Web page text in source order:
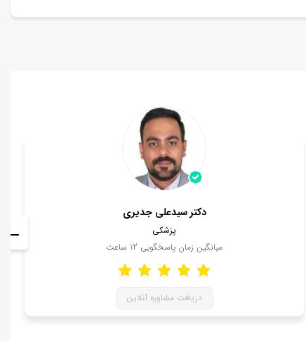
دکتر سیدعلی جدیری
پزشکی
میانگین زمان پاسخگویی 12 ساعت
دریافت مشاوره آنلاین